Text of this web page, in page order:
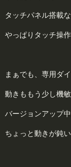
タッチパネル搭載
やっぱりタッチ操
まぁでも、専用ダ
動きももう少し機敏
バージョンアップ
ちょっと動きが鈍い